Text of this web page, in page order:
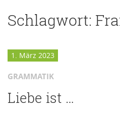
Schlagwort:
1. März 2023
GRAMMATIK
Liebe ist …